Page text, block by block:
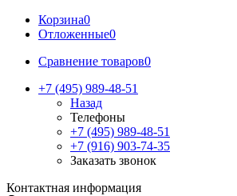
Корзина0
Отложенные0
Сравнение товаров0
+7 (495) 989-48-51
Назад
Телефоны
+7 (495) 989-48-51
+7 (916) 903-74-35
Заказать звонок
Контактная информация